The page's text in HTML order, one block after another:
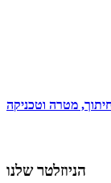
מטרה וטכניקה
הניוזלטר שלנו